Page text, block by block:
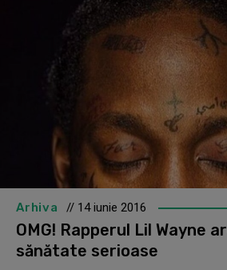
Arhiva // 14 iunie 2016
OMG! Rapperul Lil Wayne
sănătate serioase